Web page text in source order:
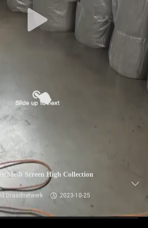
Mesh Screen High Collection
Draadnetwerk
2023-10-25